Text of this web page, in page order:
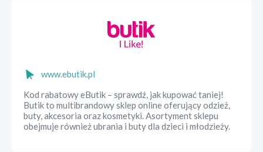
www.ebutik.pl
Kod rabatowy eButik – sprawdź, jak kupować taniej!
Butik to multibrandowy sklep online oferujący odzież,
buty, akcesoria oraz kosmetyki. Asortyment sklepu
obejmuje również ubrania i buty dla dzieci i młodzieży.